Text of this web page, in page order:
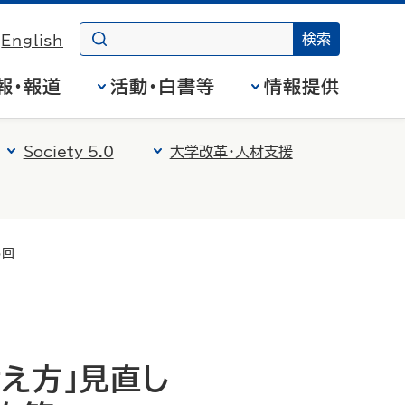
English
・報道 活動・白書等 情報提供
Society 5.0 大学改革・人材支援
方」見直し